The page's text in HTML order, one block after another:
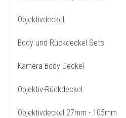
Objektivdeckel
Body und Rückdeckel Sets
Kamera Body Deckel
Objektiv-Rückdeckel
Objektivdeckel 27mm - 105mm